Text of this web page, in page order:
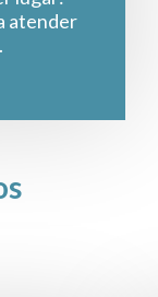
atender